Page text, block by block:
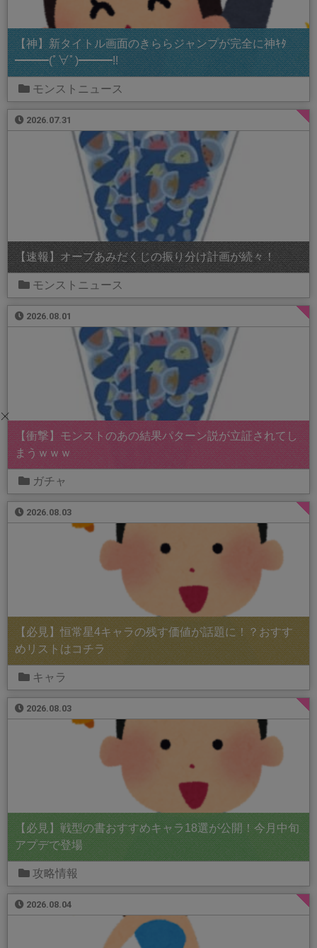
【神】新タイトル画面のきららジャンプが完全に神ｷﾀ
━━━(ﾟ∀ﾟ)━━━!!
モンストニュース
2026.07.31
【速報】オーブあみだくじの振り分け計画が続々！
モンストニュース
2026.08.01
【衝撃】モンストのあの結果パターン説が立証されてし
まうｗｗｗ
ガチャ
2026.08.03
【必見】恒常星4キャラの残す価値が話題に！？おすす
めリストはコチラ
キャラ
2026.08.03
【必見】戦型の書おすすめキャラ18選が公開！今月中旬
アプデで登場
攻略情報
2026.08.04